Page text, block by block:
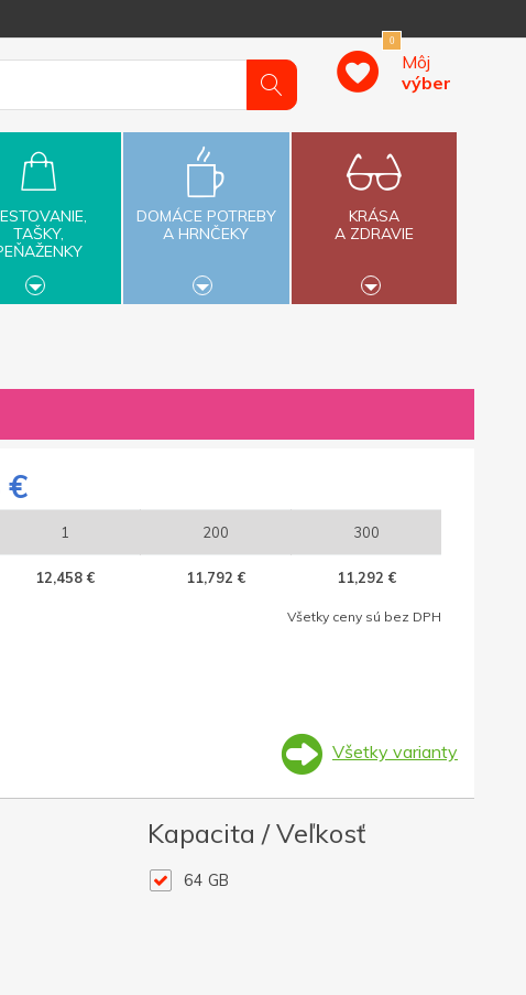
0
Môj
výber
TAŠKY,
DOMÁCE POTREBY
A HRNČEKY
KRÁSA
A ZDRAVIE
€
1 200 300
12,458 € 11,792 € 11,292 €
Všetky ceny sú bez DPH
Všetky varianty
Kapacita / Veľkosť
64 GB